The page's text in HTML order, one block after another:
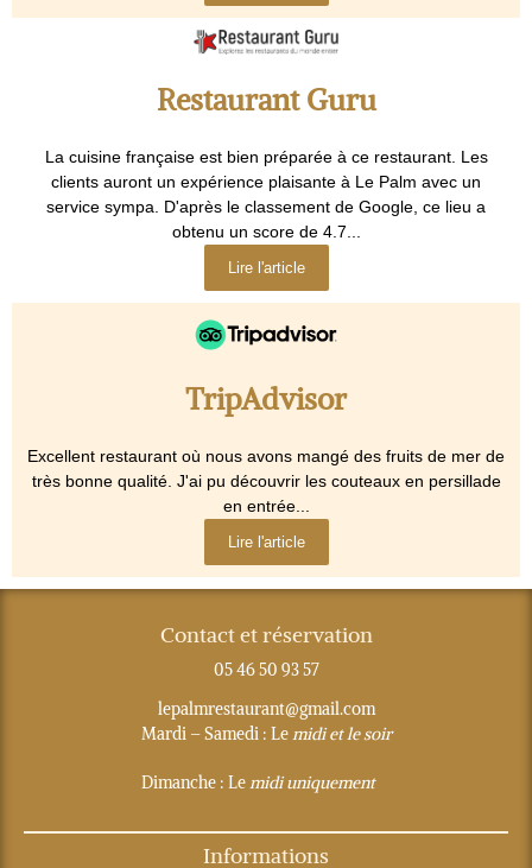
Restaurant Guru
La cuisine française est bien préparée à ce restaurant. Les
clients auront un expérience plaisante à Le Palm avec un
service sympa. D'après le classement de Google, ce lieu a
obtenu un score de 4.7...
Lire l'article
TripAdvisor
Excellent restaurant où nous avons mangé des fruits de mer de
très bonne qualité. J'ai pu découvrir les couteaux en persillade
en entrée...
Lire l'article
Contact et réservation
05 46 50 93 57
lepalmrestaurant@gmail.com
Mardi – Samedi: Lemidi et le soir
Dimanche : Lemidi uniquement
Informations